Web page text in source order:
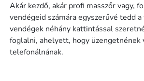
Akár kezdő, akár profi masszőr vagy,
vendégeid számára egyszerűvé tedd
vendégek néhány kattintással
foglalni, ahelyett, hogy üzengetnének
telefonálnának.